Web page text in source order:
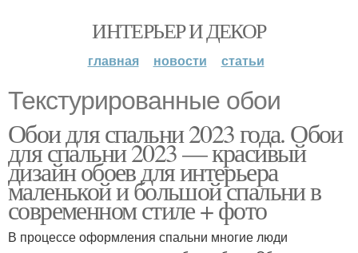
ИНТЕРЬЕР И ДЕКОР
главная новости статьи
Текстурированные обои
Обои для спальни 2023 года. Обои
для спальни 2023 — красивый
дизайн обоев для интерьера
маленькой и большой спальни в
современном стиле + фото
В процессе оформления спальни многие люди